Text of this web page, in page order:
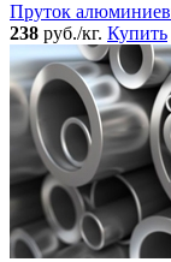
Пруток
238 руб./кг. Купить